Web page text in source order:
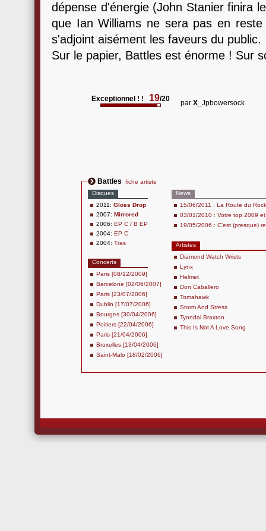
dépense d'énergie (John Stanier finira
que Ian Williams ne sera pas en
s'adjoint aisément les faveurs du public.
Sur le papier, Battles est énorme ! Sur
Exceptionnel ! ! 19/20 par X_ Jpbowersock
Battles
fiche artiste
Disques
2011: Gloss Drop
2007: Mirrored
2006: EP C / B EP
2004: EP C
2004: Tras
Concerts
Paris [08/12/2009]
Barcelone [02/06/2007]
Paris [23/07/2006]
Dublin [17/07/2006]
Bourges [30/04/2006]
Poitiers [22/04/2006]
Paris [21/04/2006]
Bruxelles [13/04/2006]
Saint-Malo [18/02/2006]
News
15/06/2011 : La Route du
03/01/2010 : Votre top 2009
19/05/2006 : C'est (presque)
Artistes
Diamond Watch Wrists
Lynx
Helmet
Don Caballero
Tomahawk
Storm And Stress
Tyondai Braxton
This Is Not A Love Song